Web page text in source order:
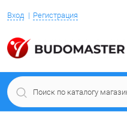
Вход Регистрация